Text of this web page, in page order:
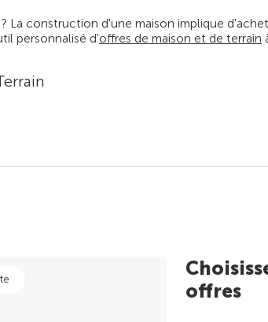
La construction d'une maison implique
personnalisé d'offres de maison et de terrain
offres